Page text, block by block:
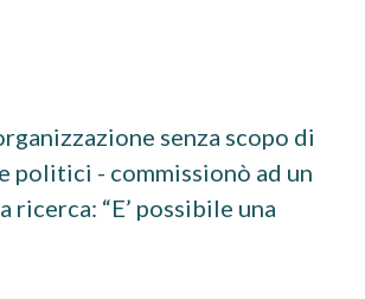
senza scopo di
- commissionò ad un
“E’ possibile una